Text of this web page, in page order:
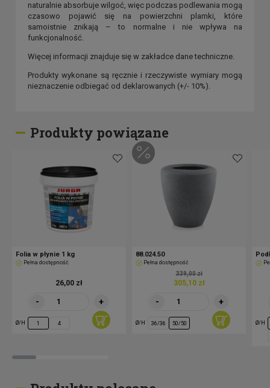
naturalnie absorbuje wilgoć, więc podczas podlewania mogą
czasowo pojawić się na powierzchni plamki, które
samoistnie znikają – to normalne i nie wpływa na
funkcjonalność.
Więcej informacji znajduje się w zakładce dane techniczne.
Produkty wykonane są ręcznie i rzeczywiste wymiary mogą
nieznaczenie odbiegać od deklarowanych (+/- 10%).
Produkty powiązane
Folia w płynie 1 kg
Pełna dostępność
26,00 zł
- +
Ø/H 1 4
88.024.50
Pełna dostępność
305,10 zł
339,00 zł
- +
Ø/H 36/36 50/50 Ø/H